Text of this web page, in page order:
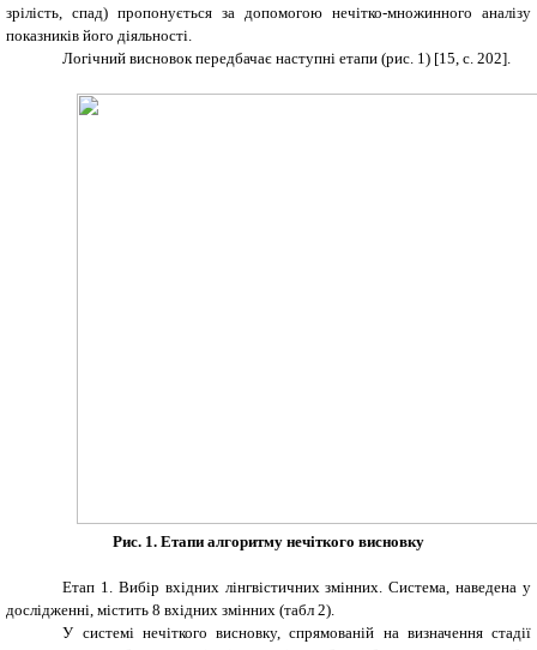
зрілість, спад) пропонується за допомогою нечітко-множинного аналізу
показників його діяльності.
Логічний висновок передбачає наступні етапи (рис. 1) [15 ,c . 202]
Рис. 1. Етапи алгоритму нечіткого висновку
Етап 1. Вибір вхідних лінгвістичних змінних. Система, наведена у
дослідженні, містить 8 вхідних змінних (табл 2).
У системі нечіткого висновку, спрямованій на визначення стадії